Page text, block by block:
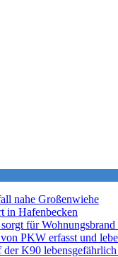
nahe Großenwiehe
in Hafenbecken
für
PKW erfasst und
K90